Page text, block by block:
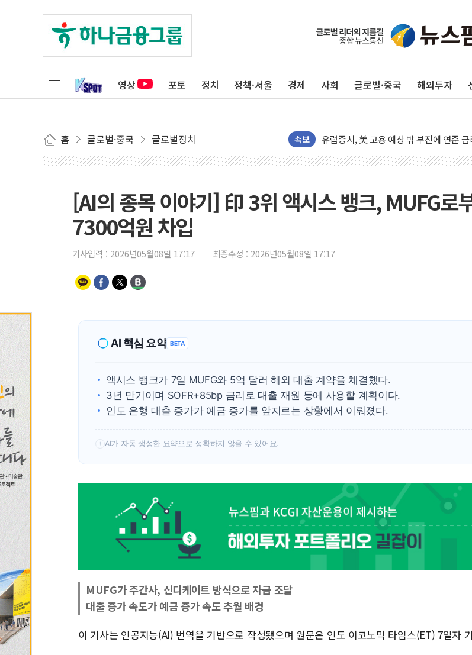
영상 포토 정치 정책·서울 경제 사회 글로벌·중국 해외투자
홈 글로벌·중국 글로벌정치 속보
10월 보완수사권 폐지·공소청 출범…피
민주, 오늘 제주·인천 경선 결과 발표...'
뉴욕증시, 고용 쇼크에 금리 인상 우려
트럼프, 쿡 연준 이사 해임 재추진…"26
미 연준 매파 기세 꺾이나…고용 감소에 9
[종합] 이슬람 수니파 3국, '공동방위협
美 항소법원, 백악관 무도회장 공사 중단
이란 핵심 원유 수출항 '하르그섬', 최근
[종합] 美 7월 고용 2만3000명 감소 '쇼
[사진] 이슬람 수니파 3개국, 공동방위협
[AI의 종목 이야기] 印 3위 액시스 뱅크, MUFG로
7300억원 차입
기사입력 : 2026년05월08일 17:17 최종수정 : 2026년05월08일 17:17
AI 핵심 요약 BETA
액시스 뱅크가 7일 MUFG와 5억 달러 해외 대출 계약을 체결했다.
3년 만기이며 SOFR+85bp 금리로 대출 재원 등에 사용할 계획이다.
인도 은행 대출 증가가 예금 증가를 앞지르는 상황에서 이뤄졌다.
! AI가 자동 생성한 요약으로 정확하지 않을 수 있어요.
MUFG가 주간사, 신디케이트 방식으로 자금 조달
대출 증가 속도가 예금 증가 속도 추월 배경
이 기사는 인공지능(AI) 번역을 기반으로 작성됐으며 원문은 인도 이코노믹 타임스(ET) 7일자